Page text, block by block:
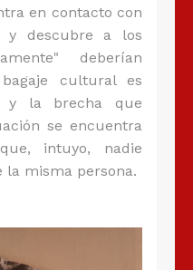
en contacto con
descubre a los
deberían
cultural es
y la brecha que
se encuentra
intuyo, nadie
la misma persona.